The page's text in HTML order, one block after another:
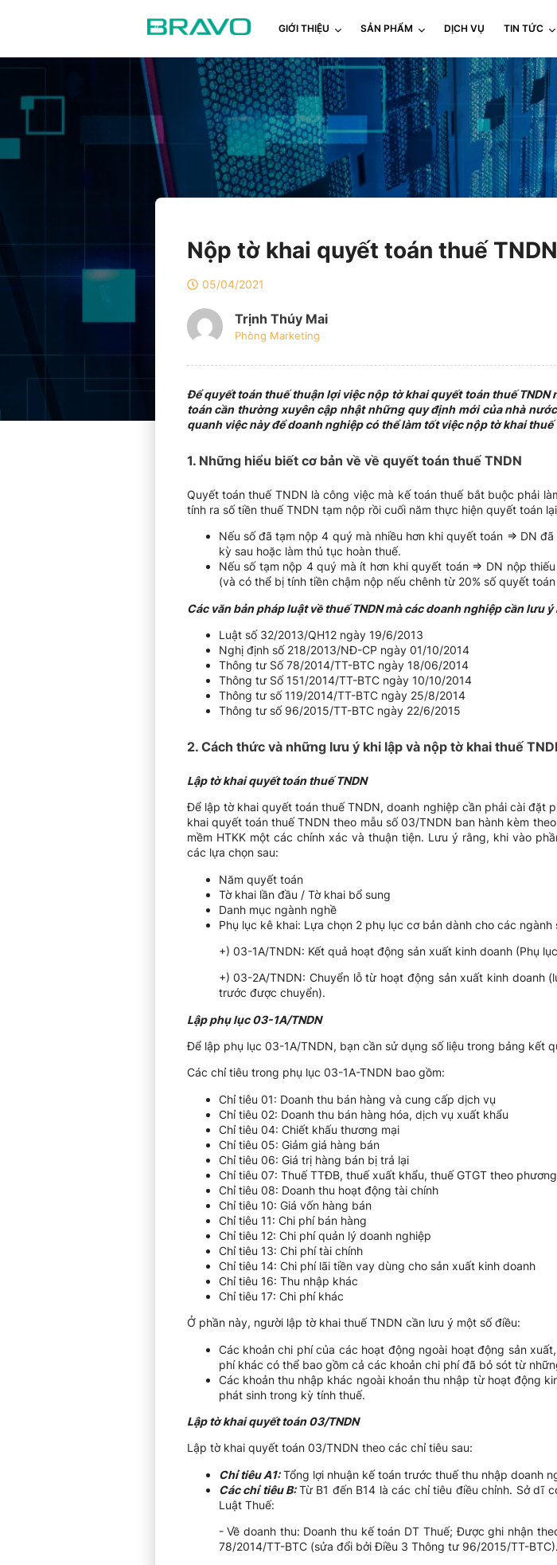
GIỚI THIỆU SẢN PHẨM DỊCH VỤ TIN TỨC
Nộp tờ khai quyết toán thuế
05/04/2021
Trịnh Thúy Mai
Phòng Marketing
Để quyết toán thuế thuận lợi việc nộp tờ khai quyết toán thuế
toán cần thường xuyên cập nhật những quy định mới của nhà
quanh việc này để doanh nghiệp có thể làm tốt việc nộp tờ khai thuế
1. Những hiểu biết cơ bản về về quyết toán thuế TNDN
Quyết toán thuế TNDN là công việc mà kế toán thuế bắt buộc phải
tính ra số tiền thuế TNDN tạm nộp rồi cuối năm thực hiện quyết toán
Nếu số đã tạm nộp 4 quý mà nhiều hơn khi quyết toán => DN
kỳ sau hoặc làm thủ tục hoàn thuế.
Nếu số tạm nộp 4 quý mà ít hơn khi quyết toán => DN nộp
(và có thể bị tính tiền chậm nộp nếu chênh từ 20% số quyết
Các văn bản pháp luật về thuế TNDN mà các doanh nghiệp cần lưu
Luật số 32/2013/QH12 ngày 19/6/2013
Nghị định số 218/2013/NĐ-CP ngày 01/10/2014
Thông tư Số 78/2014/TT-BTC ngày 18/06/2014
Thông tư Số 151/2014/TT-BTC ngày 10/10/2014
Thông tư số 119/2014/TT-BTC ngày 25/8/2014
Thông tư số 96/2015/TT-BTC ngày 22/6/2015
2. Cách thức và những lưu ý khi lập và nộp tờ khai thuế
Lập tờ khai quyết toán thuế TNDN
Để lập tờ khai quyết toán thuế TNDN, doanh nghiệp cần phải cài đặt
khai quyết toán thuế TNDN theo mẫu số 03/TNDN ban hành kèm
mềm HTKK một các chính xác và thuận tiện. Lưu ý rằng, khi vào
các lựa chọn sau:
Năm quyết toán
Tờ khai lần đầu / Tờ khai bổ sung
Danh mục ngành nghề
Phụ lục kê khai: Lựa chọn 2 phụ lục cơ bản dành cho các
+) 03-1A/TNDN: Kết quả hoạt động sản xuất kinh doanh (Phụ
+) 03-2A/TNDN: Chuyển lỗ từ hoạt động sản xuất kinh doanh
trước được chuyển).
Lập phụ lục 03-1A/TNDN
Để lập phụ lục 03-1A/TNDN, bạn cần sử dụng số liệu trong bảng kết
Các chỉ tiêu trong phụ lục 03-1A-TNDN bao gồm:
Chỉ tiêu 01: Doanh thu bán hàng và cung cấp dịch vụ
Chỉ tiêu 02: Doanh thu bán hàng hóa, dịch vụ xuất khẩu
Chỉ tiêu 04: Chiết khấu thương mại
Chỉ tiêu 05: Giảm giá hàng bán
Chỉ tiêu 06: Giá trị hàng bán bị trả lại
Chỉ tiêu 07: Thuế TTĐB, thuế xuất khẩu, thuế GTGT theo
Chỉ tiêu 08: Doanh thu hoạt động tài chính
Chỉ tiêu 10: Giá vốn hàng bán
Chỉ tiêu 11: Chi phí bán hàng
Chỉ tiêu 12: Chi phí quản lý doanh nghiệp
Chỉ tiêu 13: Chi phí tài chính
Chỉ tiêu 14: Chi phí lãi tiền vay dùng cho sản xuất kinh doanh
Chỉ tiêu 16: Thu nhập khác
Chỉ tiêu 17: Chi phí khác
Ở phần này, người lập tờ khai thuế TNDN cần lưu ý một số điều:
Các khoản chi phí của các hoạt động ngoài hoạt động sản
phí khác có thể bao gồm cả các khoản chi phí đã bỏ sót từ
Các khoản thu nhập khác ngoài khoản thu nhập từ hoạt động
phát sinh trong kỳ tính thuế.
Lập tờ khai quyết toán 03/TNDN
Lập tờ khai quyết toán 03/TNDN theo các chỉ tiêu sau:
Chỉ tiêu A1:Tổng lợi nhuận kế toán trước thuế thu nhập doanh
Các chỉ tiêu B:Từ B1 đến B14 là các chỉ tiêu điều chỉnh. Sở dĩ
Luật Thuế:
- Về doanh thu: Doanh thu kế toán DT Thuế; Được ghi nhận
78/2014/TT-BTC (sửa đổi bởi Điều 3 Thông tư 96/2015/TT-BTC).